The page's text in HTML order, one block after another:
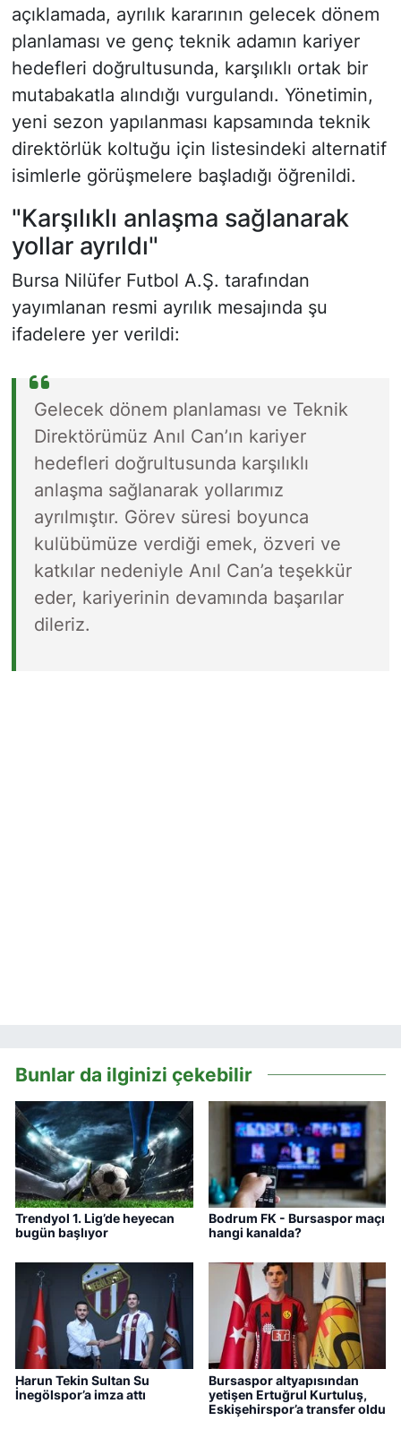
açıklamada, ayrılık kararının gelecek dönem
planlaması ve genç teknik adamın kariyer
hedefleri doğrultusunda, karşılıklı ortak bir
mutabakatla alındığı vurgulandı. Yönetimin,
yeni sezon yapılanması kapsamında teknik
direktörlük koltuğu için listesindeki alternatif
isimlerle görüşmelere başladığı öğrenildi.
"Karşılıklı anlaşma sağlanarak
yollar ayrıldı"
Bursa Nilüfer Futbol A.Ş. tarafından
yayımlanan resmi ayrılık mesajında şu
ifadelere yer verildi:
Gelecek dönem planlaması ve Teknik
Direktörümüz Anıl Can’ın kariyer
hedefleri doğrultusunda karşılıklı
anlaşma sağlanarak yollarımız
ayrılmıştır. Görev süresi boyunca
kulübümüze verdiği emek, özveri ve
katkılar nedeniyle Anıl Can’a teşekkür
eder, kariyerinin devamında başarılar
dileriz.
Bunlar da ilginizi çekebilir
Trendyol 1. Lig’de heyecan
bugün başlıyor
Bodrum FK - Bursaspor maçı
hangi kanalda?
Harun Tekin Sultan Su
İnegölspor’a imza attı
Bursaspor altyapısından
yetişen Ertuğrul Kurtuluş,
Eskişehirspor’a transfer oldu